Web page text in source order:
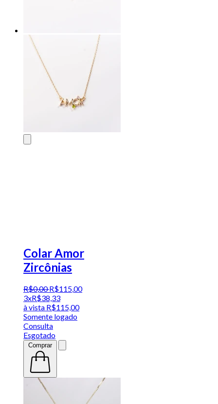
Colar Amor
Zircônias
R$0,00 R$115,00
3xR$38,33
à vista R$115,00
Somente logado
Consulta
Esgotado
Comprar